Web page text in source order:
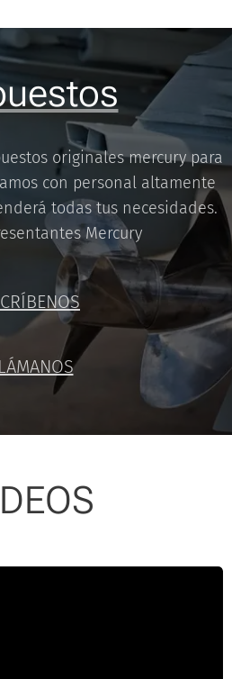
originales mercury para
con personal altamente
todas tus necesidades.
Mercury